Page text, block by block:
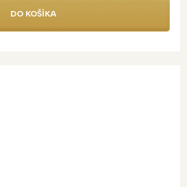
DO KOŠÍKA